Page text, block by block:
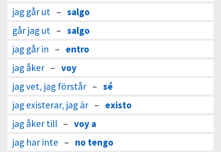
jag går ut – salgo
går jag ut – salgo
jag går in – entro
jag åker – voy
jag vet, jag förstår – sé
jag existerar, jag är – existo
jag åker till – voy a
jag har inte – no tengo